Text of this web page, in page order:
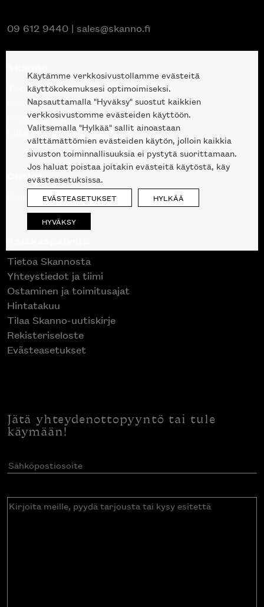
09 612 9440 | sales@skanno.fi
Tuotteet
Suunnittelupalvelu
Projektimyynti
Liike Helsingin keskustassa
Outlet
Poistuvat mallikappaleet
Tietoa Skannosta
Yhteystiedot ja tiimi
Ostaminen ja toimitusajat
Hintatakuu
Tilaa Skanno-uutiskirje
Rekisteriseloste
Evästeasetukset
Jätä yhteydenottopyyntö tai tule
käymään!
Sähköpostiosoite(Pakollinen)
Kirjoita
Käytämme verkkosivustollamme evästeitä
käyttökokemuksesi optimoimiseksi.
Napsauttamalla "Hyväksy" suostut kaikkien
verkkosivustomme evästeiden käyttöön.
Valitsemalla "Hylkää" sallit ainoastaan
välttämättömien evästeiden käytön, jolloin kaikkia
sivuston toiminnallisuuksia ei pystytä suorittamaan.
Jos haluat poistaa joitakin evästeitä käytöstä, käy
evästeasetuksissa.
EVÄSTEASETUKSET HYLKÄÄ
HYVÄKSY